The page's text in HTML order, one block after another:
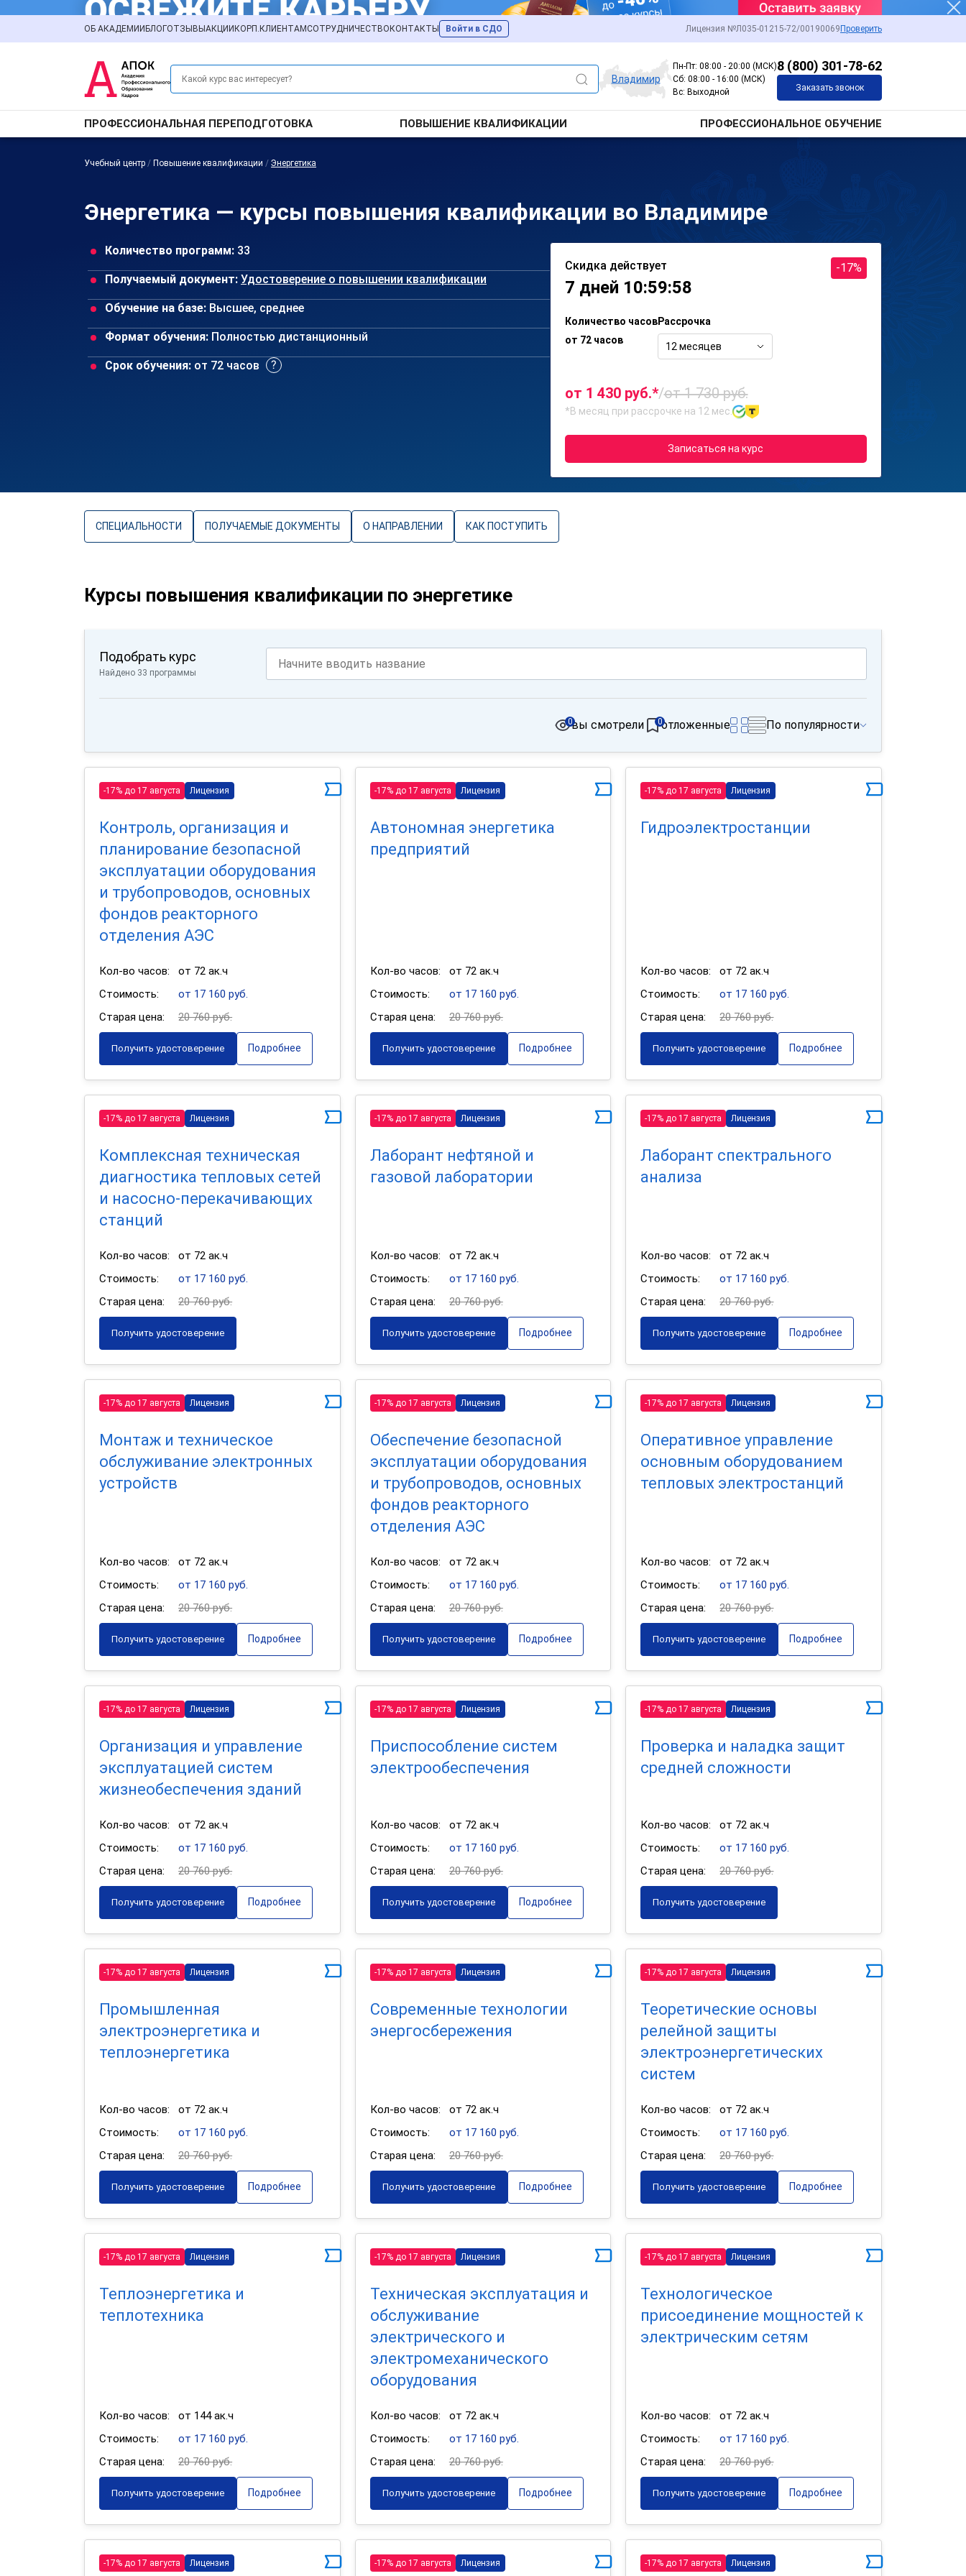
ОБ АКАДЕМИИ БЛОГОТЗЫВЫ АКЦИИ КОРП.КЛИЕНТАМСОТРУДНИЧЕСТВО КОНТАКТЫ Войти в СДО Лицензия №Л035-01215-72/00190069 Проверить
Владимир
Пн-Пт: 08:00 - 20:00 (МСК)
Сб: 08:00 - 16:00 (МСК)
Вс: Выходной
8 (800) 301-78-62
Заказать звонок
ПРОФЕССИОНАЛЬНАЯ ПЕРЕПОДГОТОВКА ПОВЫШЕНИЕ КВАЛИФИКАЦИИ ПРОФЕССИОНАЛЬНОЕ ОБУЧЕНИЕ
Учебный центр / Повышение квалификации / Энергетика
Энергетика — курсы повышения квалификации во Владимире
Количество программ: 33
Получаемый документ: Удостоверение о повышении квалификации
Обучение на базе: Высшее, среднее
Формат обучения: Полностью дистанционный
Срок обучения: от 72 часов
Скидка действует
7 дней 10:59:58
-17%
Количество часов
от 72 часов
Рассрочка
12 месяцев
от 1 430 руб.*/от 1 730 руб.
*В месяц при рассрочке на 12 мес.
Записаться на курс
СПЕЦИАЛЬНОСТИ ПОЛУЧАЕМЫЕ ДОКУМЕНТЫ О НАПРАВЛЕНИИ КАК ПОСТУПИТЬ
Курсы повышения квалификации по энергетике
Подобрать курс
Найдено 33 программы
вы смотрели
0 отложенные
0 По популярности
-17% до 17 августа Лицензия
Контроль, организация и
планирование безопасной
эксплуатации оборудования
и трубопроводов, основных
фондов реакторного
отделения АЭС
Кол-во часов:
от 72 ак.ч
Стоимость:
от 17 160 руб.
Старая цена:
20 760 руб.
Получить удостоверение Подробнее
-17% до 17 августа Лицензия
Автономная энергетика
предприятий
Кол-во часов:
от 72 ак.ч
Стоимость:
от 17 160 руб.
Старая цена:
20 760 руб.
Получить удостоверение Подробнее
-17% до 17 августа Лицензия
Гидроэлектростанции
Кол-во часов:
от 72 ак.ч
Стоимость:
от 17 160 руб.
Старая цена:
20 760 руб.
Получить удостоверение Подробнее
-17% до 17 августа Лицензия
Комплексная техническая
диагностика тепловых сетей
и насосно-перекачивающих
станций
Кол-во часов:
от 72 ак.ч
Стоимость:
от 17 160 руб.
Старая цена:
20 760 руб.
Получить удостоверение
-17% до 17 августа Лицензия
Лаборант нефтяной и
газовой лаборатории
Кол-во часов:
от 72 ак.ч
Стоимость:
от 17 160 руб.
Старая цена:
20 760 руб.
Получить удостоверение Подробнее
-17% до 17 августа Лицензия
Лаборант спектрального
анализа
Кол-во часов:
от 72 ак.ч
Стоимость:
от 17 160 руб.
Старая цена:
20 760 руб.
Получить удостоверение Подробнее
-17% до 17 августа Лицензия
Монтаж и техническое
обслуживание электронных
устройств
Кол-во часов:
от 72 ак.ч
Стоимость:
от 17 160 руб.
Старая цена:
20 760 руб.
Получить удостоверение Подробнее
-17% до 17 августа Лицензия
Обеспечение безопасной
эксплуатации оборудования
и трубопроводов, основных
фондов реакторного
отделения АЭС
Кол-во часов:
от 72 ак.ч
Стоимость:
от 17 160 руб.
Старая цена:
20 760 руб.
Получить удостоверение Подробнее
-17% до 17 августа Лицензия
Оперативное управление
основным оборудованием
тепловых электростанций
Кол-во часов:
от 72 ак.ч
Стоимость:
от 17 160 руб.
Старая цена:
20 760 руб.
Получить удостоверение Подробнее
-17% до 17 августа Лицензия
Организация и управление
эксплуатацией систем
жизнеобеспечения зданий
Кол-во часов:
от 72 ак.ч
Стоимость:
от 17 160 руб.
Старая цена:
20 760 руб.
Получить удостоверение Подробнее
-17% до 17 августа Лицензия
Приспособление систем
электрообеспечения
Кол-во часов:
от 72 ак.ч
Стоимость:
от 17 160 руб.
Старая цена:
20 760 руб.
Получить удостоверение Подробнее
-17% до 17 августа Лицензия
Проверка и наладка защит
средней сложности
Кол-во часов:
от 72 ак.ч
Стоимость:
от 17 160 руб.
Старая цена:
20 760 руб.
Получить удостоверение
-17% до 17 августа Лицензия
Промышленная
электроэнергетика и
теплоэнергетика
Кол-во часов:
от 72 ак.ч
Стоимость:
от 17 160 руб.
Старая цена:
20 760 руб.
Получить удостоверение Подробнее
-17% до 17 августа Лицензия
Современные технологии
энергосбережения
Кол-во часов:
от 72 ак.ч
Стоимость:
от 17 160 руб.
Старая цена:
20 760 руб.
Получить удостоверение Подробнее
-17% до 17 августа Лицензия
Теоретические основы
релейной защиты
электроэнергетических
систем
Кол-во часов:
от 72 ак.ч
Стоимость:
от 17 160 руб.
Старая цена:
20 760 руб.
Получить удостоверение Подробнее
-17% до 17 августа Лицензия
Теплоэнергетика и
теплотехника
Кол-во часов:
от 144 ак.ч
Стоимость:
от 17 160 руб.
Старая цена:
20 760 руб.
Получить удостоверение Подробнее
-17% до 17 августа Лицензия
Техническая эксплуатация и
обслуживание
электрического и
электромеханического
оборудования
Кол-во часов:
от 72 ак.ч
Стоимость:
от 17 160 руб.
Старая цена:
20 760 руб.
Получить удостоверение Подробнее
-17% до 17 августа Лицензия
Технологическое
присоединение мощностей к
электрическим сетям
Кол-во часов:
от 72 ак.ч
Стоимость:
от 17 160 руб.
Старая цена:
20 760 руб.
Получить удостоверение Подробнее
-17% до 17 августа Лицензия -17% до 17 августа Лицензия -17% до 17 августа Лицензия